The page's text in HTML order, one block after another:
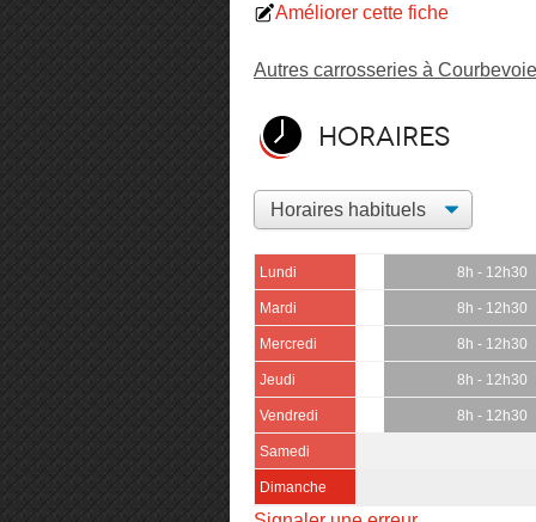
Améliorer cette fiche
Autres carrosseries à Courbevoie
Horaires
Lundi 8h - 12h30
Mardi 8h - 12h30
Mercredi 8h - 12h30
Jeudi 8h - 12h30
Vendredi 8h - 12h30
Samedi
Dimanche